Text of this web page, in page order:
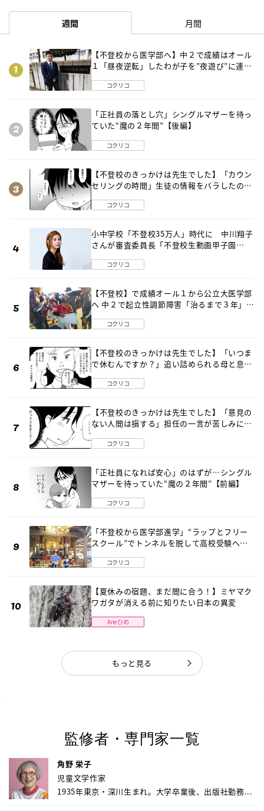
週間 月間
【不登校から医学部へ】中２で成績はオール
１「昼夜逆転」したわが子を”夜遊び”に連れ
コクリコ
「正社員の落とし穴」シングルマザーを待っ
ていた“魔の２年間”【後編】
コクリコ
【不登校のきっかけは先生でした】「カウン
セリングの時間」生徒の情報をバラしたの
コクリコ
小中学校「不登校35万人」時代に 中川翔子
さんが審査委員長「不登校生動画甲子園
コクリコ
【不登校】で成績オール１から公立大医学部
へ 中２で起立性調節障害「治るまで３年」の
コクリコ
【不登校のきっかけは先生でした】「いつま
で休むんですか？」追い詰められる母と息子
コクリコ
【不登校のきっかけは先生でした】「意見の
ない人間は損する」担任の一言が苦しみに…
コクリコ
「正社員になれば安心」のはずが…シングル
マザーを待っていた“魔の２年間”【前編】
コクリコ
「不登校から医学部進学」“ラップとフリー
スクール”でトンネルを脱して高校受験へ
コクリコ
【夏休みの宿題、まだ間に合う！】ミヤマク
ワガタが消える前に知りたい日本の異変
Aneひめ
もっと見る
監修者・専門家一覧
角野 栄子
児童文学作家
1935年東京・深川生まれ。大学卒業後、出版社勤務...